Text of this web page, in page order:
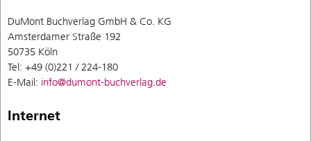
DuMont Buchverlag GmbH & Co. KG
Amsterdamer Straße 192
50735 Köln
Tel: +49 (0)221 / 224-180
E-Mail: info@dumont-buchverlag.de
Internet